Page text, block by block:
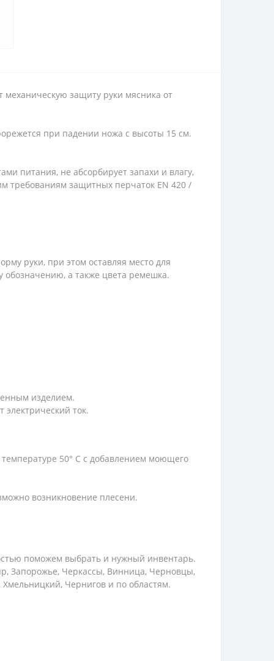
механическую защиту руки мясника от
при падении ножа с высоты 15 см.
питания, не абсорбирует запахи и влагу,
требованиям защитных перчаток EN 420 /
руки, при этом оставляя место для
обозначению, а также цвета ремешка.
изделием.
электрический ток.
50° С с добавлением моющего
возникновение плесени.
поможем выбрать и нужный инвентарь.
Запорожье, Черкассы, Винница, Черновцы,
Чернигов и по областям.